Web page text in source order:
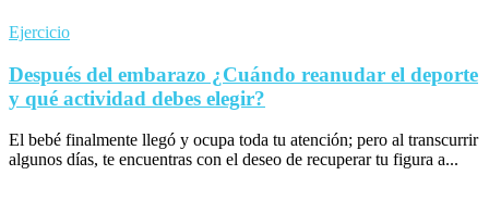
Ejercicio
Después del embarazo ¿Cuándo reanudar el deporte
y qué actividad debes elegir?
El bebé finalmente llegó y ocupa toda tu atención; pero al transcurrir
algunos días, te encuentras con el deseo de recuperar tu figura a...